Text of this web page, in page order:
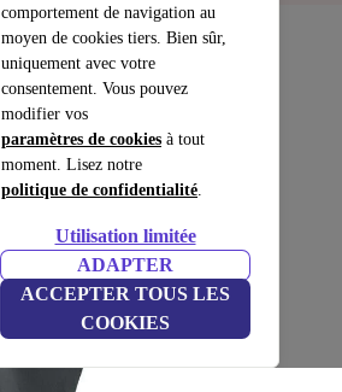
comportement de navigation au
moyen de cookies tiers. Bien sûr,
uniquement avec votre
consentement. Vous pouvez
modifier vos
paramètres de cookies à tout
moment. Lisez notre
politique de confidentialité.
Utilisation limitée
ADAPTER
ACCEPTER TOUS LES
COOKIES